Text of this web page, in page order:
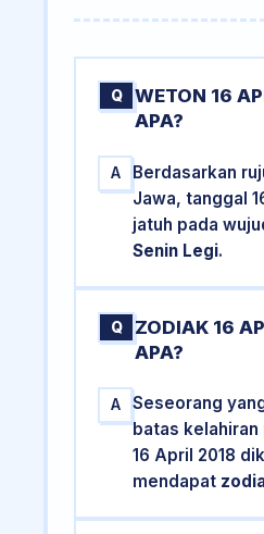
Q
WETON 16
APA?
A
Berdasarkan
Jawa, tanggal
jatuh pada
Senin Legi.
Q
ZODIAK 16
APA?
A
Seseorang
batas kelahiran
16 April 2018
mendapat